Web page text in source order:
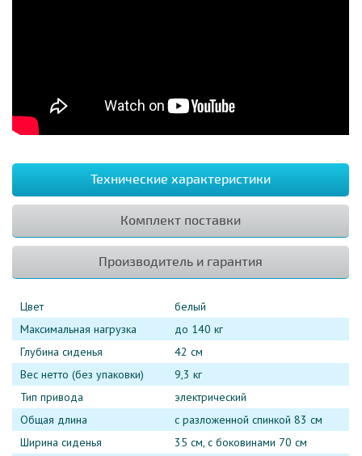
Технические характеристики
Комплект поставки
Производитель и гарантия
Цвет
белый
Максимальная нагрузка
до 140 кг
Глубина сиденья
42 см
Вес нетто (без упаковки)
9,3 кг
Тип привода
электрический
Общая длина
с разложенной спинкой 83 см
Ширина сиденья
35 см, с боковинами 70 см